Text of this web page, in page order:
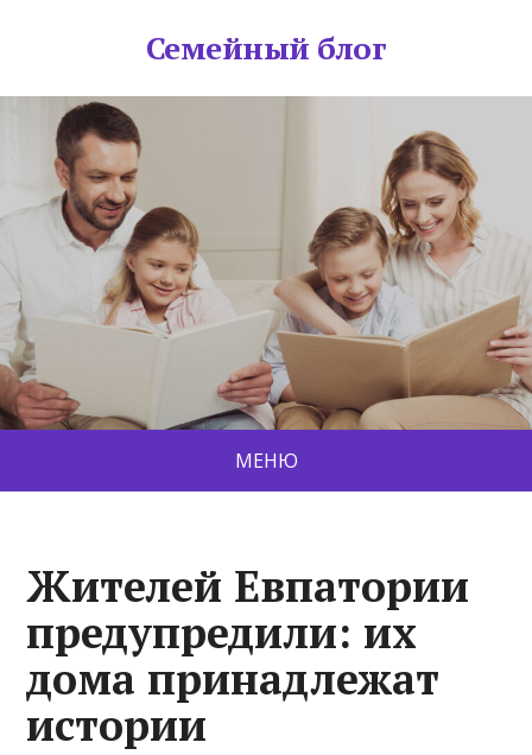
Семейный блог
МЕНЮ
Жителей Евпатории
предупредили: их
дома принадлежат
истории